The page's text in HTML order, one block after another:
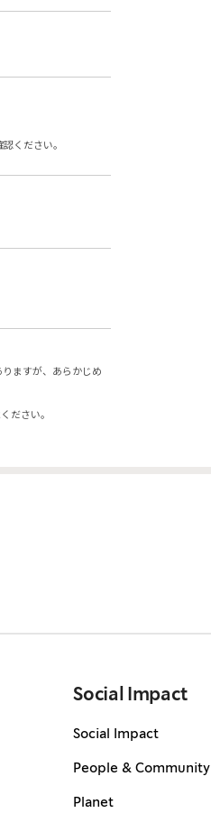
ください。
ますが、あらかじめ
ださい。
Social Impact
Social Impact
People & Community
Planet